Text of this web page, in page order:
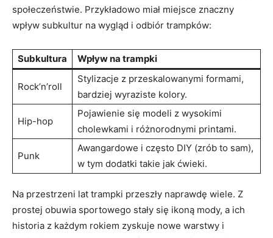
społeczeństwie. Przykładowo ⁣miał ​miejsce znaczny​
wpływ subkultur na wygląd ⁣i odbiór trampków:
Subkultura Wpływ na⁣ trampki
Rock’n’roll
Stylizacje z przeskalowanymi formami,
bardziej wyraziste ‍kolory.
Hip-hop
Pojawienie się modeli z wysokimi
⁣cholewkami i różnorodnymi printami.
Punk
Awangardowe i często DIY (zrób to sam),
w tym dodatki takie jak ćwieki.
Na przestrzeni lat trampki przeszły⁣ naprawdę ‍wiele. Z
prostej obuwia⁤ sportowego stały się ​ikoną⁢ mody,‌ a ich
⁣historia z każdym‍ rokiem zyskuje nowe warstwy i